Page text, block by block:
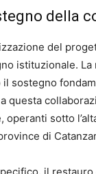
della
del
istituzionale.
sostegno
questa
operanti sotto
di